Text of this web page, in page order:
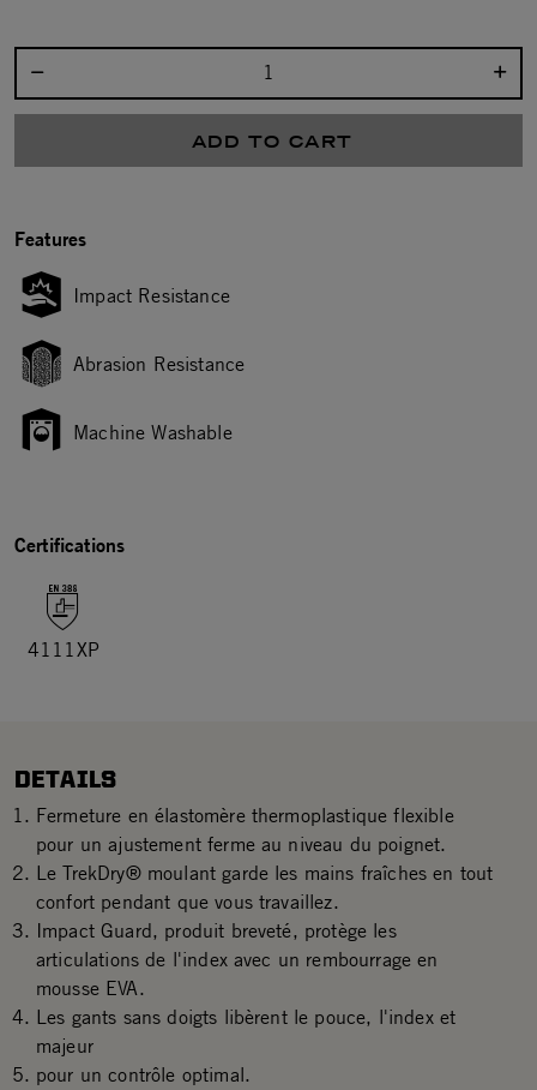
ADD TO CART
Features
Impact Resistance
Abrasion Resistance
Machine Washable
Certifications
4111XP
DETAILS
Fermeture en élastomère thermoplastique flexible
pour un ajustement ferme au niveau du poignet.
Le TrekDry® moulant garde les mains fraîches en tout
confort pendant que vous travaillez.
Impact Guard, produit breveté, protège les
articulations de l'index avec un rembourrage en
mousse EVA.
Les gants sans doigts libèrent le pouce, l'index et
majeur
pour un contrôle optimal.